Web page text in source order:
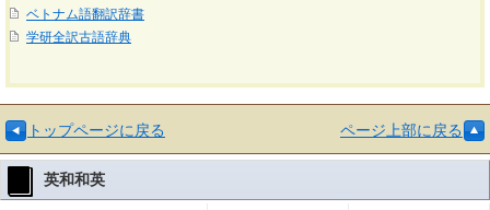
ベトナム語翻訳辞書
学研全訳古語辞典
トップページに戻る ページ上部に戻る
英和和英